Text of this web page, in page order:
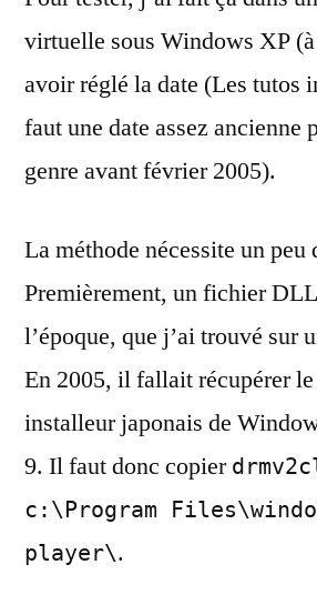
virtuelle sous Windows XP
avoir réglé la date (Les tutos
faut une date assez ancienne
genre avant février 2005).
La méthode nécessite un peu
Premièrement, un fichier
l’époque, que j’ai trouvé sur
En 2005, il fallait récupérer
installeur japonais de
9. Il faut donc copier
c:\Program
player\.